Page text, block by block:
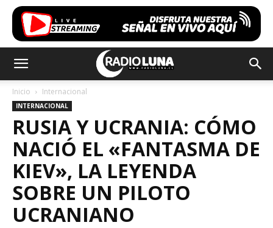
Inicio Internacional
INTERNACIONAL
RUSIA Y UCRANIA: CÓMO
NACIÓ EL «FANTASMA DE
KIEV», LA LEYENDA
SOBRE UN PILOTO
UCRANIANO